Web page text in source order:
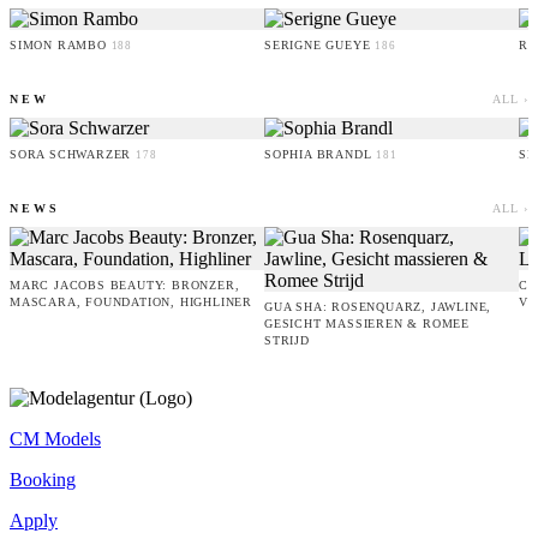
SIMON RAMBO 188 SERIGNE GUEYE 186
NEW ALL ›
SORA SCHWARZER 178 SOPHIA BRANDL 181
NEWS ALL ›
MARC JACOBS BEAUTY: BRONZER,
MASCARA, FOUNDATION, HIGHLINER
GUA SHA: ROSENQUARZ, JAWLINE,
GESICHT MASSIEREN & ROMEE
STRIJD
CM Models
Booking
Apply